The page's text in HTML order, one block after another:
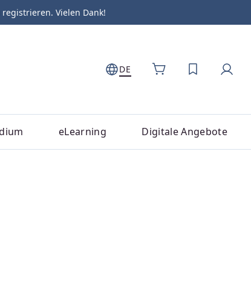
Vielen Dank!
DE DU HAST 0
eLearning Digitale Angebote